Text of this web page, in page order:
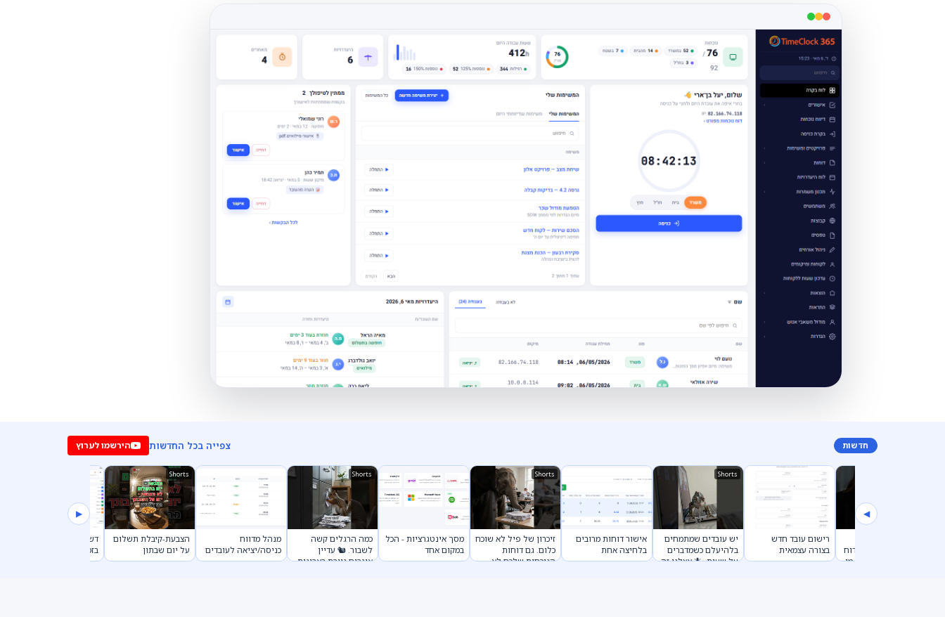
חדשות צפייה בכל החדשות הירשמו לערוץ
◀
רישום עובד חדש
בצורה עצמאית
Shorts
יש עובדים שמתמחים
בלהיעלם כשמדברים
על שעות. 🦎 אצלנו זה
אישור דוחות מרובים
בלחיצה אחת
Shorts
זיכרון של פיל לא שוכח
כלום. גם דוחות
הנוכחות שלכם לא
מסך אינטגרציות - הכל
במקום אחד
Shorts
כמה הרגלים קשה
לשבור. 🐿️ עדיין
אוגרים ניירת בארונית
מנהל מדווח
כניסה/יציאה לעובדים
Shorts
הצבעת-קיבלת תשלום
על יום שבתון
דשבורד בקרת כניסה
בזמן אמת
▶